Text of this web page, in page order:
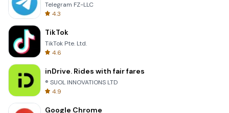
Telegram FZ-LLC
4.3
TikTok
TikTok Pte. Ltd.
4.6
inDrive. Rides with fair fares
® SUOL INNOVATIONS LTD
4.9
Google Chrome